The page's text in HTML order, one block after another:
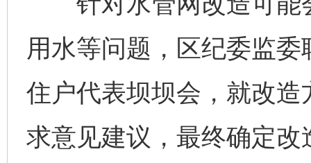
用水等问题，区纪委监委
住户代表坝坝会，就改
求意见建议，最终确定